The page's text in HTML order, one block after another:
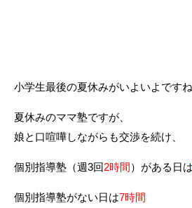
小学生最後の夏休みがいよいよです
夏休みのママ塾ですが、
娘と口喧嘩しながらも交渉を続け、
個別指導塾（週3回2時間）がある日は
個別指導塾がない日は7時間